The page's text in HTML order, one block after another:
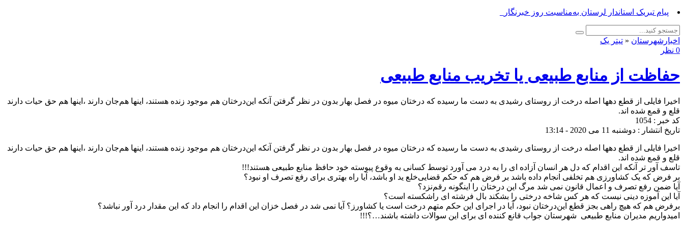
پیام تبریک_
اخبارشهرستان « تیتر یک
0 نظر
حفاظت از منابع طبیعی یا تخریب منابع طبیعی
اخیرا فایلی از قطع دهها اصله درخت از روستای رشیدی به دست ما رسیده که درختان میوه در فصل بهار بدون در نظر گرفتن آنکه این‌درختان هم موجود زنده هستند، اینها هم‌جان دارند ،اینها هم حق حیات دارند
قلع و قمع شده اند.
کد خبر : 1054
تاریخ انتشار : دوشنبه 11 می 2020 - 13:14
اخیرا فایلی از قطع دهها اصله درخت از روستای رشیدی به دست ما رسیده که درختان میوه در فصل بهار بدون در نظر گرفتن آنکه این‌درختان هم موجود زنده هستند، اینها هم‌جان دارند ،اینها هم حق حیات دارند
قلع و قمع شده اند.
تاسف آور تر آنکه این اقدام که دل هر انسان آزاده ای را به درد می آورد‌ توسط کسانی به وقوع پیوسته خود حافظ منابع طبیعی هستند!!!
بر فرض که یک کشاورزی هم تخلفی انجام داده باشد بر فرض هم که حکم قضایی‌خلع ید او باشد، آیا راه بهتری برای رفع تصرف او نبود؟
آیا ضمن رفع ‌تصرف و اعمال قانون نمی شد‌ مرگ این درختان را اینگونه رقم‌نزد؟
آیا این آموزه دینی نیست که هر کس شاخه درختی را بشکند بال فرشته ای راشکسته است؟
برفرض هم که هیچ راهی بجز قطع این‌درختان نبود، آیا در اجرای این حکم متهم درخت است یا کشاورز؟ آیا نمی شد در فصل خزان این اقدام را انجام داد که این مقدار درد آور نباشد؟
امیدواریم مدیران منابع طبیعی ‌ شهرستان جواب قانع کننده ای برای این سوالات داشته باشند…؟!!!